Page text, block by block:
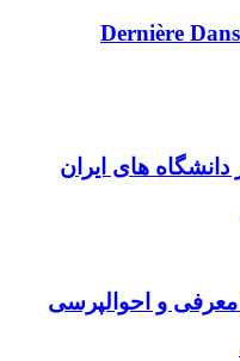
های ایران
و احوالپرسی